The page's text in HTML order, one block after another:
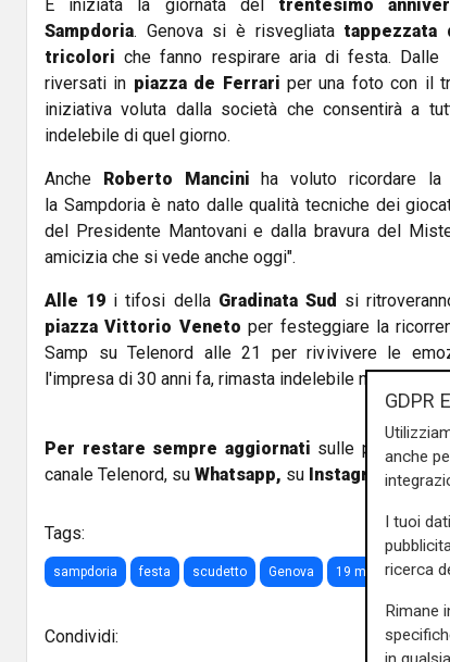
È iniziata la giornata deltrentesimo
Sampdoria. Genova si è risvegliata tappezzata
tricolori che fanno respirare aria di festa.
riversati in piazza de Ferrari per una foto con il
iniziativa voluta dalla società che consentirà a
indelebile di quel giorno.
Anche Roberto Mancini ha voluto ricordare la
la Sampdoriaè nato dalle qualità tecniche dei
del Presidente Mantovani e dalla bravura del
amicizia che si vede anche oggi".
Alle 19 i tifosi della Gradinata Sud si
piazza Vittorio Veneto per festeggiare la
Samp su Telenord alle 21 per rivivivere le
l'impresa di 30 anni fa, rimasta indelebile nella storia
Per restare sempre aggiornati sulle principali
canale Telenord, su Whatsapp, su Instagram,su
Tags:
sampdoria festa scudetto Genova 19 maggio
Condividi:
GDPR
anche
I tuoi
ricerca
Rimane